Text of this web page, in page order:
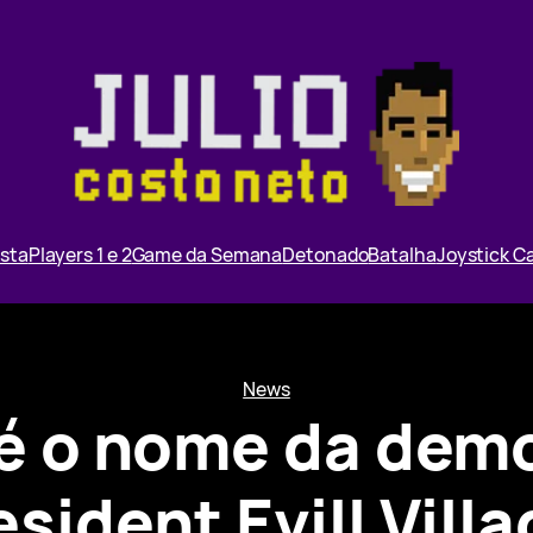
Players 1 e 2Game da SemanaDetonadoBatalhaJoystick
News
o nome da